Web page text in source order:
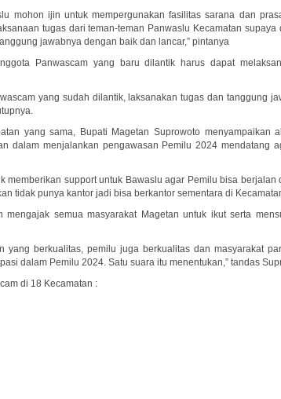
mohon ijin untuk mempergunakan fasilitas sarana dan
tugas dari teman-teman Panwaslu Kecamatan supaya
jawabnya dengan baik dan lancar,” pintanya
Panwascam yang baru dilantik harus dapat
yang sudah dilantik, laksanakan tugas dan tanggung
yang sama, Bupati Magetan Suprowoto menyampaikan
dalam menjalankan pengawasan Pemilu 2024 mendatang
memberikan support untuk Bawaslu agar Pemilu bisa berjalan
tidak punya kantor jadi bisa berkantor sementara di
mengajak semua masyarakat Magetan untuk ikut serta
yang berkualitas, pemilu juga berkualitas dan masyarakat
dalam Pemilu 2024. Satu suara itu menentukan,” tandas
di 18 Kecamatan :